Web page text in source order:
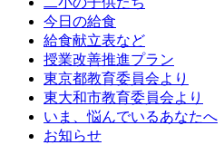
今日の給食
給食献立表など
授業改善推進プラン
東京都教育委員会より
東大和市教育委員会より
いま、悩んでいるあなたへ
お知らせ